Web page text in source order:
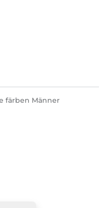
färben Männer